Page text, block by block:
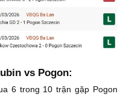
vs Pogon:
6 trong 10 trận gặp Pogon